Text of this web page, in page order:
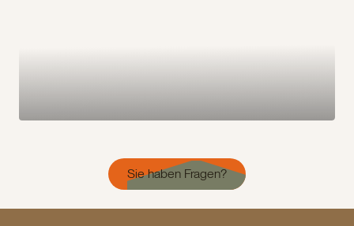
Sie haben Fragen?